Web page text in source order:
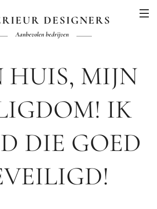
DESIGNERS
Aanbevolen bedrijven
HUIS, MIJN
IK
DIE GOED